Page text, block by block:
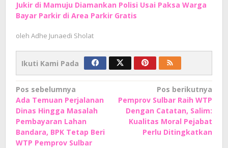
Jukir di Mamuju Diamankan Polisi Usai Paksa Warga
Bayar Parkir di Area Parkir Gratis
oleh Adhe Junaedi Sholat
Ikuti Kami Pada
Navigasi
pos
Pos sebelumnya
Ada Temuan Perjalanan
Dinas Hingga Masalah
Pembayaran Lahan
Bandara, BPK Tetap Beri
WTP Pemprov Sulbar
Pos berikutnya
Pemprov Sulbar Raih WTP
Dengan Catatan, Salim:
Kualitas Moral Pejabat
Perlu Ditingkatkan